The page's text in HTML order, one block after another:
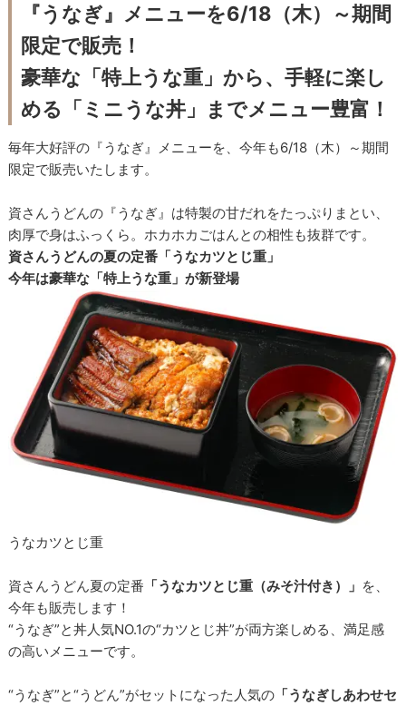
『うなぎ』メニューを6/18（木）～期間
限定で販売！
豪華な「特上うな重」から、手軽に楽し
める「ミニうな丼」までメニュー豊富！
毎年大好評の『うなぎ』メニューを、今年も6/18（木）～期間
限定で販売いたします。
資さんうどんの『うなぎ』は特製の甘だれをたっぷりまとい、
肉厚で身はふっくら。ホカホカごはんとの相性も抜群です。
資さんうどんの夏の定番「うなカツとじ重」
今年は豪華な「特上うな重」が新登場
うなカツとじ重
資さんうどん夏の定番 「うなカツとじ重（みそ汁付き）」 を、
今年も販売します！
“うなぎ”と丼人気NO.1の“カツとじ丼”が両方楽しめる、満足感
の高いメニューです。
“うなぎ”と“うどん”がセットになった人気の 「うなぎしあわせセ